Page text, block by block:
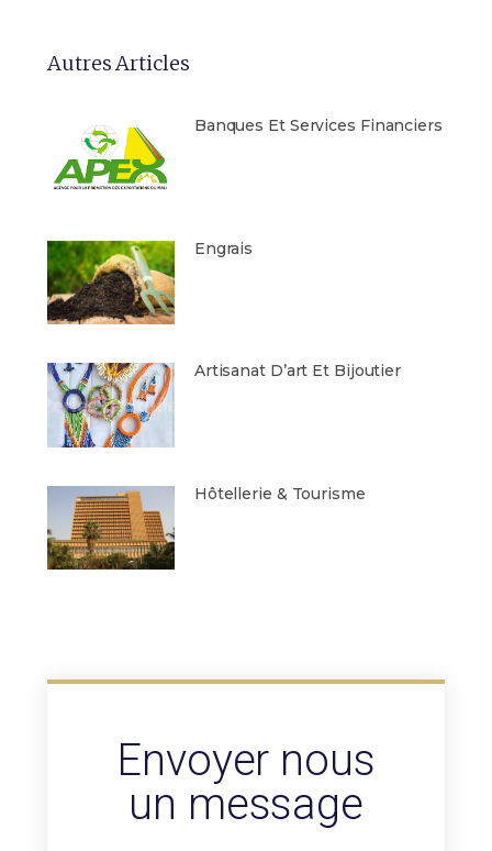
Autres Articles
Banques Et Services Financiers
Engrais
Artisanat D’art Et Bijoutier
Hôtellerie & Tourisme
Envoyer nous
un message